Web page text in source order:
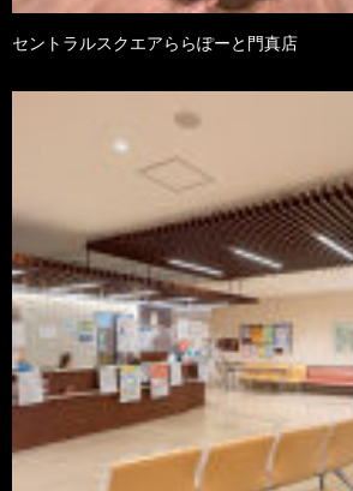
セントラルスクエアららぽーと門真店